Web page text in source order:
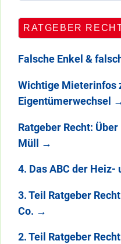
RATGEBER
Falsche Enkel &
Wichtige Mieterinfos
Eigentümerwechsel
Ratgeber Recht:
Müll →
4. Das ABC der Heiz-
3. Teil Ratgeber
Co. →
2. Teil Ratgeber